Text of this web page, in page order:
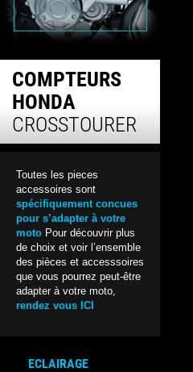
COMPTEURS
HONDA
CROSSTOURER
Toutes les pieces
accessoires sont
spécifiquement concues
pour s’adapter à votre
moto Pour découvrir plus
de choix et voir l’ensemble
des pièces et accesssoires
que vous pourrez peut-être
adapter à votre moto,
rendez vous ICI
ECLAIRAGE